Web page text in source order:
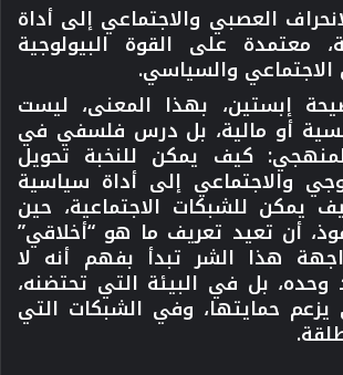
العصبي والاجتماعي إلى أداة
معتمدة على القوة البيولوجية
الاجتماعي والسياسي.
إبستين، بهذا المعنى، ليست
أو مالية، بل درس فلسفي في
: كيف يمكن للنخبة تحويل
والاجتماعي إلى أداة سياسية
يمكن للشبكات الاجتماعية، حين
أن تعيد تعريف ما هو “أخلاقي”
هذا الشر تبدأ بفهم أنه لا
بل في البيئة التي تحتضنه،
حمايتها، وفي الشبكات التي